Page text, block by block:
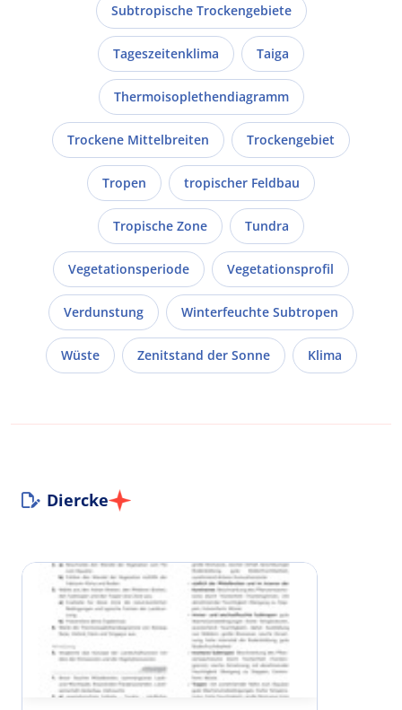
Subtropische Trockengebiete
Tageszeitenklima Taiga
Thermoisoplethendiagramm
Trockene Mittelbreiten Trockengebiet
Tropen tropischer Feldbau
Tropische Zone Tundra
Vegetationsperiode Vegetationsprofil
Verdunstung Winterfeuchte Subtropen
Wüste Zenitstand der Sonne Klima
Diercke